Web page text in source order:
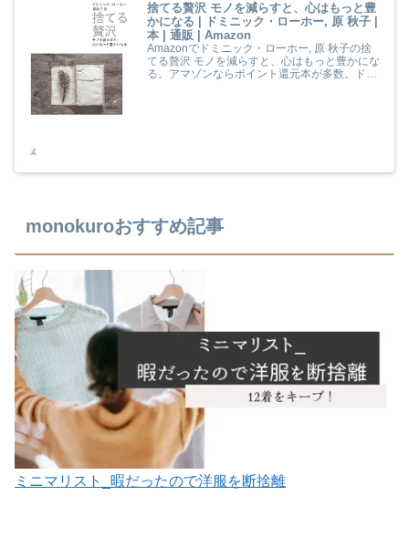
捨てる贅沢 モノを減らすと、心はもっと豊
かになる | ドミニック・ローホー, 原 秋子 |
本 | 通販 | Amazon
Amazonでドミニック・ローホー, 原 秋子の捨
てる贅沢 モノを減らすと、心はもっと豊かにな
る。アマゾンならポイント還元本が多数。ドミ
monokuroおすすめ記事
ミニマリスト_暇だったので洋服を断捨離